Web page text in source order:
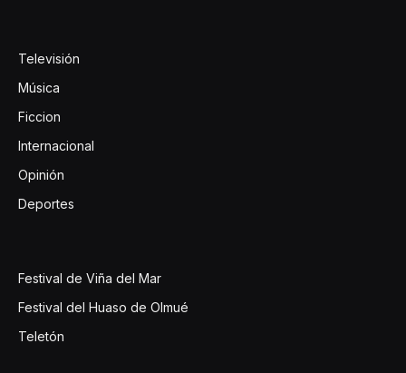
Televisión
Música
Ficcion
Internacional
Opinión
Deportes
Festival de Viña del Mar
Festival del Huaso de Olmué
Teletón